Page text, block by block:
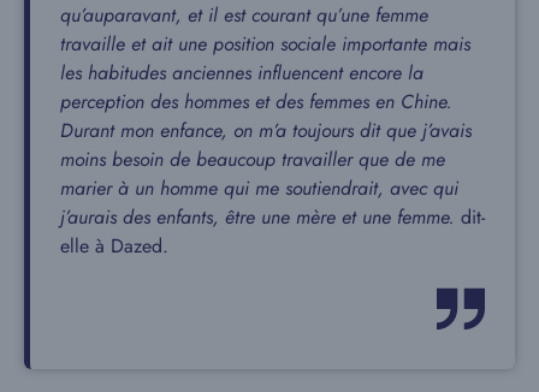
qu’auparavant, et il est courant qu’une femme
travaille et ait une position sociale importante mais
les habitudes anciennes influencent encore la
perception des hommes et des femmes en Chine.
Durant mon enfance, on m’a toujours dit que j’avais
moins besoin de beaucoup travailler que de me
marier à un homme qui me soutiendrait, avec qui
j’aurais des enfants, être une mère et une femme. dit-
elle à Dazed.